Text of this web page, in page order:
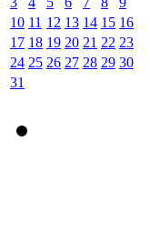
10 11 12 13 14 15 16
17 18 19 20 21 22 23
24 25 26 27 28 29 30
31